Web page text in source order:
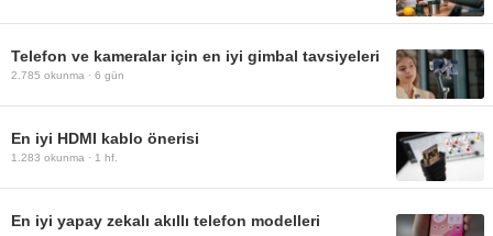
Telefon ve kameralar için en iyi gimbal tavsiyeleri
2.785 okunma · 6 gün
En iyi HDMI kablo önerisi
1.283 okunma · 1 hf.
En iyi yapay zekalı akıllı telefon modelleri